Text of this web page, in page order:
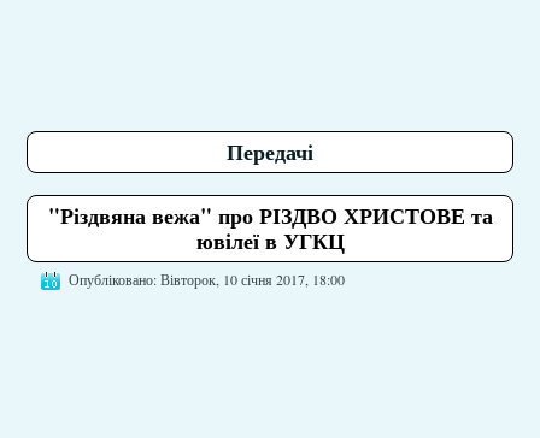
Передачі
"Різдвяна вежа" про РІЗДВО ХРИСТОВЕ та
ювілеї в УГКЦ
Опубліковано: Вівторок, 10 січня 2017, 18:00